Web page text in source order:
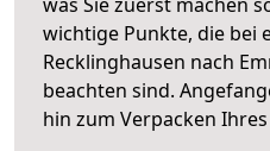
wichtige Punkte, die bei
Recklinghausen nach
beachten sind.
hin zum Verpacken